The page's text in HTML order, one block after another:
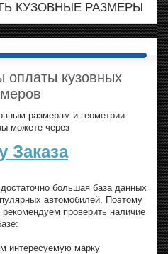
КУЗОВНЫЕ РАЗМЕРЫ
оплаты кузовных
размерам и геометрии
можете через
Заказа
большая база данных
автомобилей. Поэтому
проверить наличие
интересуемую марку